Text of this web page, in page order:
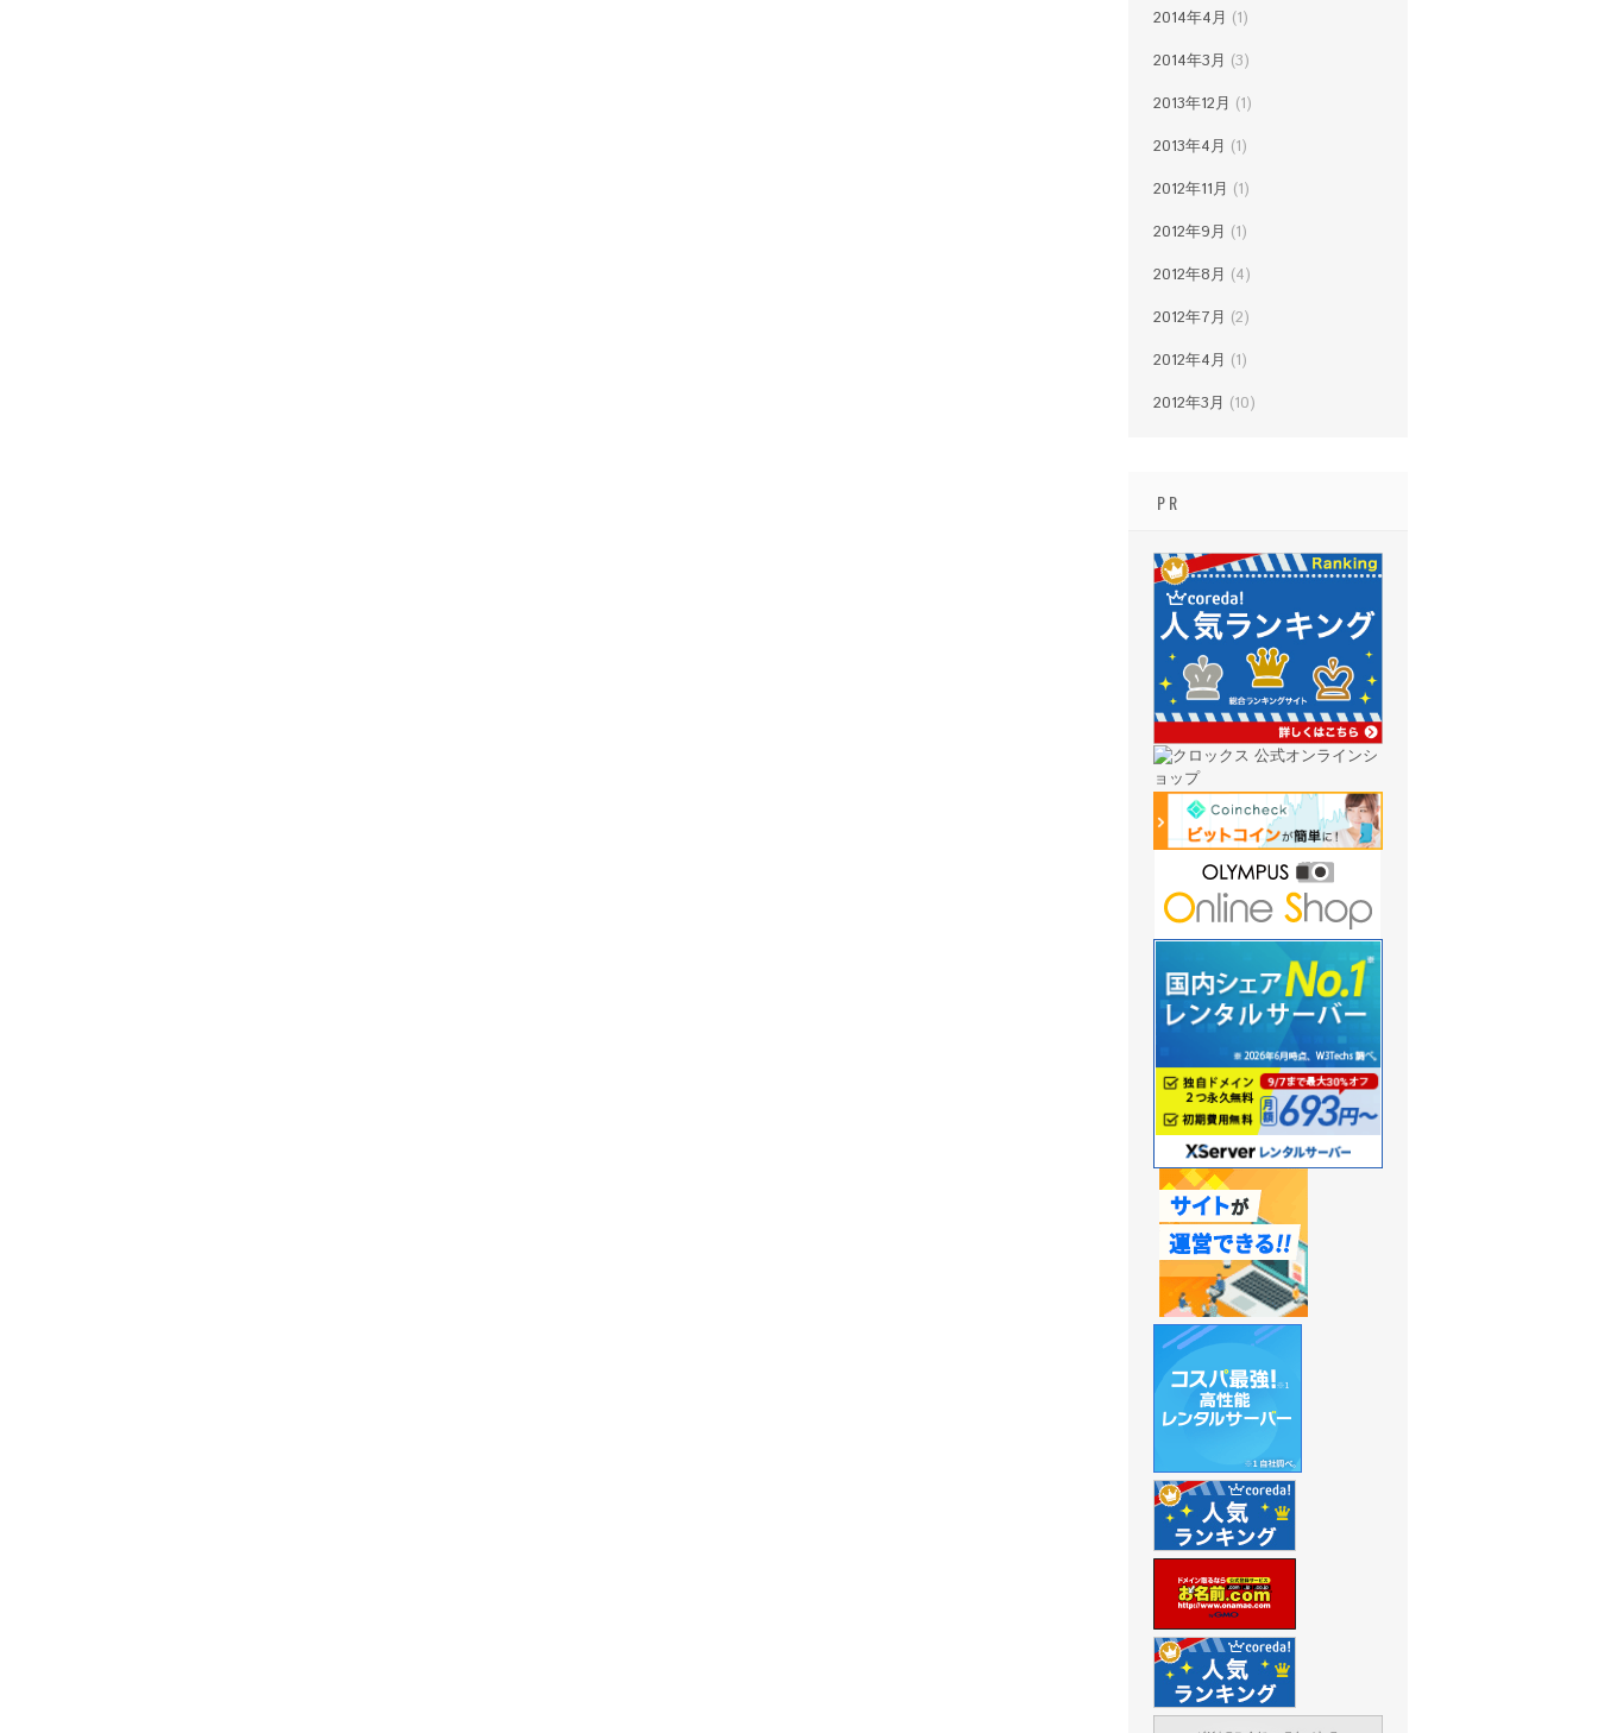
2014年4月 (1)
2014年3月 (3)
2013年12月 (1)
2013年4月 (1)
2012年11月 (1)
2012年9月 (1)
2012年8月 (4)
2012年7月 (2)
2012年4月 (1)
2012年3月 (10)
PR